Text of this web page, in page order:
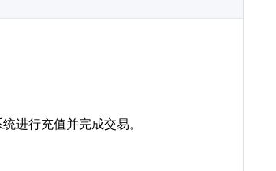
进行充值并完成交易。